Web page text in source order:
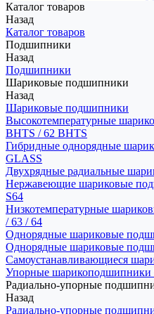
Каталог товаров
Назад
Каталог товаров
Подшипники
Назад
Подшипники
Шариковые подшипники
Назад
Шариковые подшипники
Высокотемпературные
BHTS / 62 BHTS
Гибридные однорядные
GLASS
Двухрядные радиальные
Нержавеющие шариковые
S64
Низкотемпературные
/ 63 / 64
Однорядные шариковые
Однорядные шариковые
Самоустанавливающиеся
Упорные шарикоподшипники
Радиально-упорные
Назад
Радиально-упорные